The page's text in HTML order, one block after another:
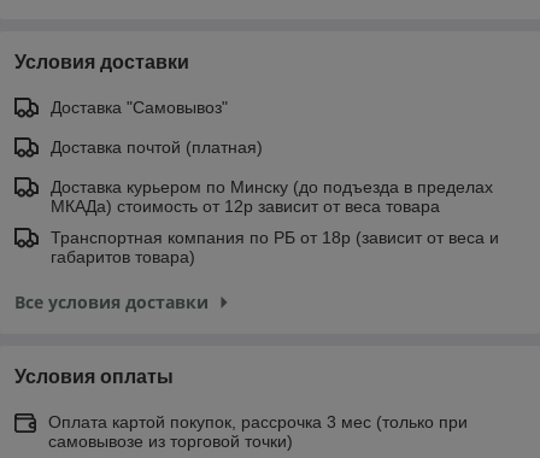
Условия доставки
Доставка "Самовывоз"
Доставка почтой (платная)
Доставка курьером по Минску (до подъезда в пределах
МКАДа) стоимость от 12р зависит от веса товара
Транспортная компания по РБ от 18р (зависит от веса и
габаритов товара)
Все условия доставки
Условия оплаты
Оплата картой покупок, рассрочка 3 мес (только при
самовывозе из торговой точки)